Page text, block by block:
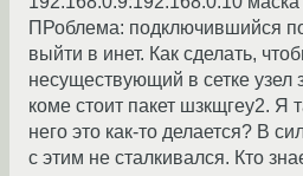
ПРоблема: подключившийся
выйти в инет. Как сделать,
несуществующий в сетке
коме стоит пакет шзкщгеу2. Я
него это как-то делается? В
с этим не сталкивался. Кто